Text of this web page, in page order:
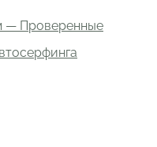
— Проверенные